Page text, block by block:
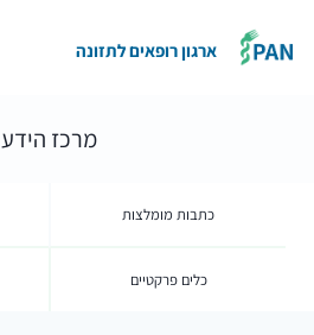
ארגון רופאים לתזונה
מרכז הידע
כתבות מומלצות
כלים פרקטיים